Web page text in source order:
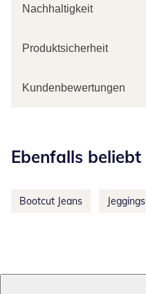
Nachhaltigkeit
Produktsicherheit
Kundenbewertungen
Ebenfalls beliebt
Bootcut Jeans Jeggings